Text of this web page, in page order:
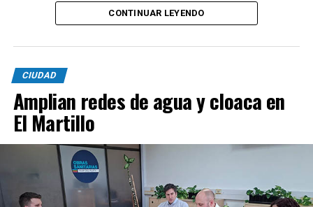
CONTINUAR LEYENDO
CIUDAD
Amplian redes de agua y cloaca en
El Martillo